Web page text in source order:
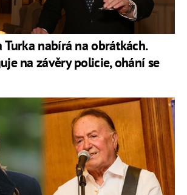
Turka nabírá na obrátkách.
na závěry policie, ohání se